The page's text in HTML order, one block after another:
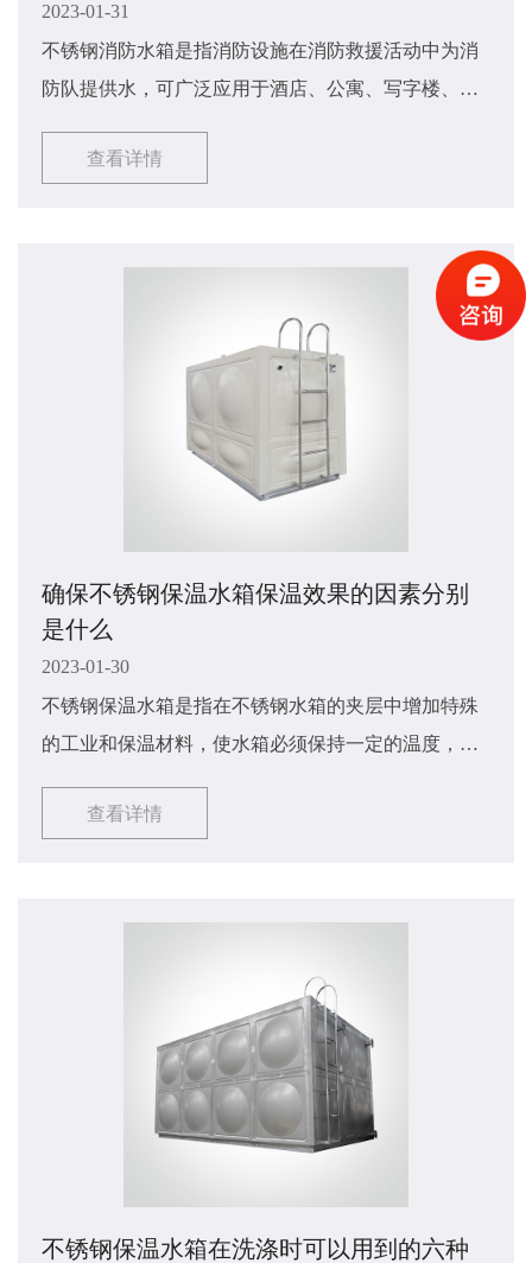
2023-01-31
不锈钢消防水箱是指消防设施在消防救援活动中为消
防队提供水，可广泛应用于酒店、公寓、写字楼、休
省了消防水泵打开后管道内注满的时间，赢得了消防
定性的作用。那么不锈钢消防水箱​该如何进行清洁
呢？接下来由小编来讲解一下吧，希望能够对大家有
查看详情
确保不锈钢保温水箱保温效果的因素分别
是什么
2023-01-30
不锈钢保温水箱是指在不锈钢水箱的夹层中增加特殊
的工业和保温材料，使水箱必须保持一定的温度，以
效果该如何确保呢？接下来由小编来讲解一下吧，希
查看详情
不锈钢保温水箱在洗涤时可以用到的六种